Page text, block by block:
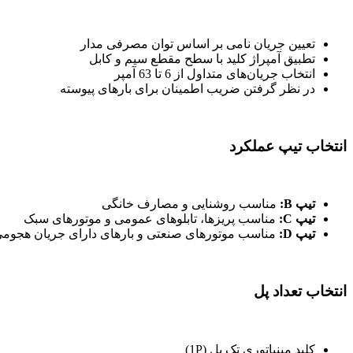
تعیین جریان نامی بر اساس توان مصرفی مدار
تطبیق آمپراژ کلید با سطح مقطع سیم و کابل
انتخاب جریان‌های متداول از 6 تا 63 آمپر
در نظر گرفتن ضریب اطمینان برای بارهای پیوسته
انتخاب تیپ عملکرد
تیپ B:
مناسب روشنایی و مصارف خانگی
تیپ C:
مناسب پریزها، تابلوهای عمومی و موتورهای سبک
تیپ D:
مناسب موتورهای صنعتی و بارهای دارای جریان هجومی
انتخاب تعداد پل
کلید مینیاتوری تک پل (1P)